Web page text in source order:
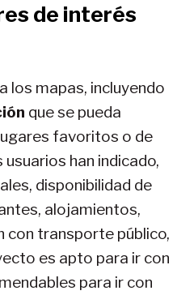
de interés
los mapas, incluyendo
que se pueda
favoritos o de
han indicado,
disponibilidad de
alojamientos,
con transporte público,
es apto para ir con
para ir con